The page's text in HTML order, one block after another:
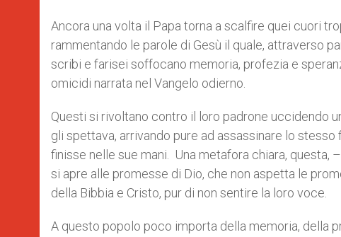
Ancora una volta il Papa torna a scalfire quei cuori
rammentando le parole di Gesù il quale, attraverso
scribi e farisei soffocano memoria, profezia e
omicidi narrata nel Vangelo odierno.
Questi si rivoltano contro il loro padrone uccidendo
gli spettava, arrivando pure ad assassinare lo stesso
finisse nelle sue mani.
Una metafora chiara, questa,
si apre alle promesse di Dio, che non aspetta le
della Bibbia e Cristo, pur di non sentire la loro voce.
A questo popolo poco importa della memoria, della